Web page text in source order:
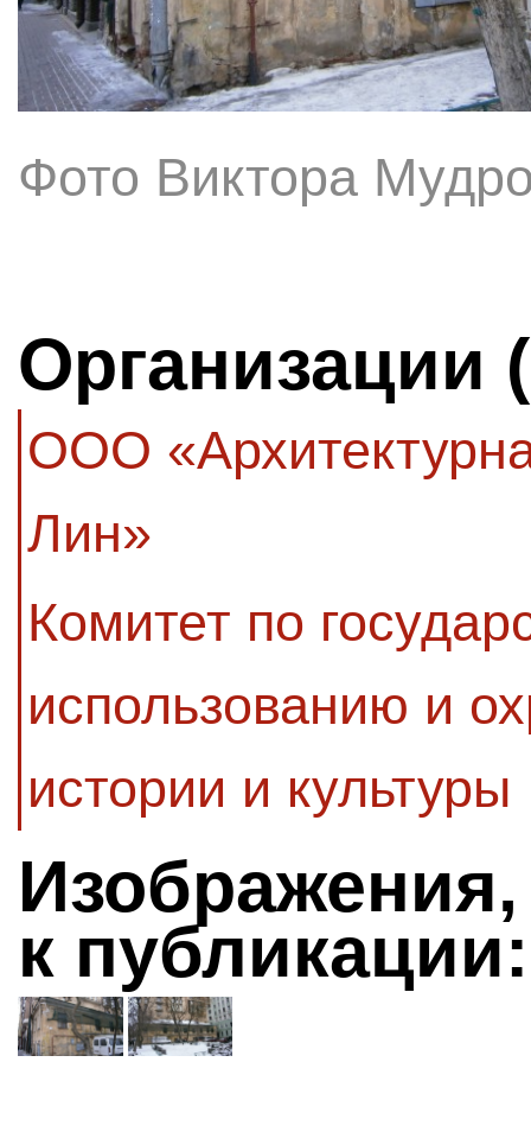
Фото Виктора
Организации
ООО
Лин»
Комитет по
использованию и
истории и культуры
к публикации: